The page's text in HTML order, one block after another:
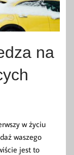
na
w życiu
waszego
jest to